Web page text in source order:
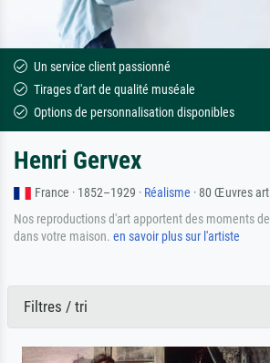
Un service client passionné
Tirages d'art de qualité muséale
Options de personnalisation disponibles
Henri Gervex
France · 1852–1929 · Réalisme · 80 Œuvres
Nos reproductions d'art apportent des moments
dans votre maison. en savoir plus sur l'artiste
Filtres / tri